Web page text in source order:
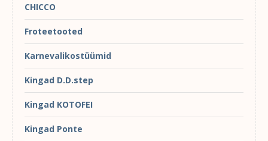
CHICCO
Froteetooted
Karnevalikostüümid
Kingad D.D.step
Kingad KOTOFEI
Kingad Ponte